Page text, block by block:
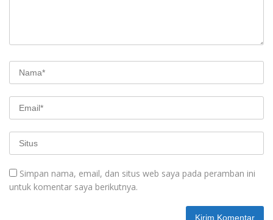
Simpan nama, email, dan situs web saya pada peramban ini
untuk komentar saya berikutnya.